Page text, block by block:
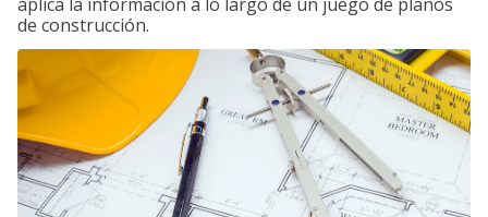
de construcción.